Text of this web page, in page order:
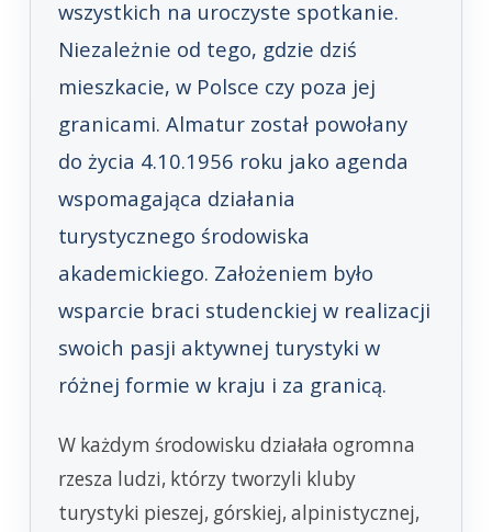
wszystkich na uroczyste spotkanie.
Niezależnie od tego, gdzie dziś
mieszkacie, w Polsce czy poza jej
granicami. Almatur został powołany
do życia 4.10.1956 roku jako agenda
wspomagająca działania
turystycznego środowiska
akademickiego. Założeniem było
wsparcie braci studenckiej w realizacji
swoich pasji aktywnej turystyki w
różnej formie w kraju i za granicą.
W każdym środowisku działała ogromna
rzesza ludzi, którzy tworzyli kluby
turystyki pieszej, górskiej, alpinistycznej,